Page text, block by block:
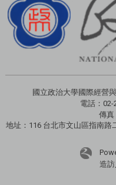
國立政治大學國際經營
電話： 02-
傳真
地址： 116 台北市文山區指南路
造訪